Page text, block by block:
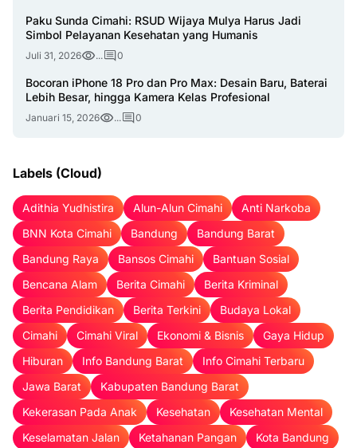
Paku Sunda Cimahi: RSUD Wijaya Mulya Harus Jadi
Simbol Pelayanan Kesehatan yang Humanis
Juli 31, 2026 ... 0
Bocoran iPhone 18 Pro dan Pro Max: Desain Baru, Baterai
Lebih Besar, hingga Kamera Kelas Profesional
Januari 15, 2026 ... 0
Labels (Cloud)
Adithia Yudhistira Alun-Alun Cimahi
Anti Narkoba
BNN Kota Cimahi
Bandung
Bandung Barat
Bandung Raya
Bansos Cimahi
Bantuan Sosial
Bencana Alam
Berita Cimahi
Berita Kriminal
Berita Pendidikan
Berita Terkini
Budaya Lokal
Cimahi
Cimahi Viral Ekonomi & Bisnis
Gaya Hidup
Hiburan
Info Bandung Barat
Info Cimahi Terbaru
Jawa Barat
Kabupaten Bandung Barat
Kekerasan Pada Anak
Kesehatan
Kesehatan Mental
Keselamatan Jalan
Ketahanan Pangan
Kota Bandung